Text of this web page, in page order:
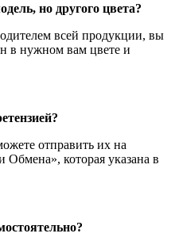
но другого цвета?
всей продукции, вы
в нужном вам цвете и
отправить их на
Обмена», которая указана в